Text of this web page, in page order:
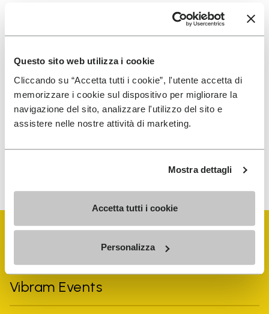
Questo sito web utilizza i cookie
Cliccando su “Accetta tutti i cookie”, l'utente accetta di
memorizzare i cookie sul dispositivo per migliorare la
navigazione del sito, analizzare l'utilizzo del sito e
assistere nelle nostre attività di marketing.
Mostra dettagli
Accetta tutti i cookie
Personalizza
ISCRIVITI PER NON PERDERE LE NOSTRE ULTIME
Ho letto l'Informativa Privacydi Vibram e
acconsento al trattamento dei miei dati personali
per ricevere comunicazioni personalizzate
Informativa sulla privacy. È possibile annullare l'iscrizione in
Vibram Events